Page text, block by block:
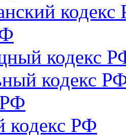
кодекс
кодекс
кодекс
кодекс РФ